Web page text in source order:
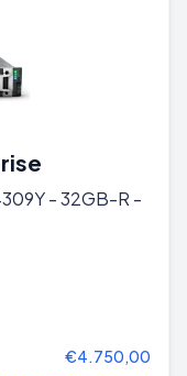
- 32GB-R -
€4.750,00